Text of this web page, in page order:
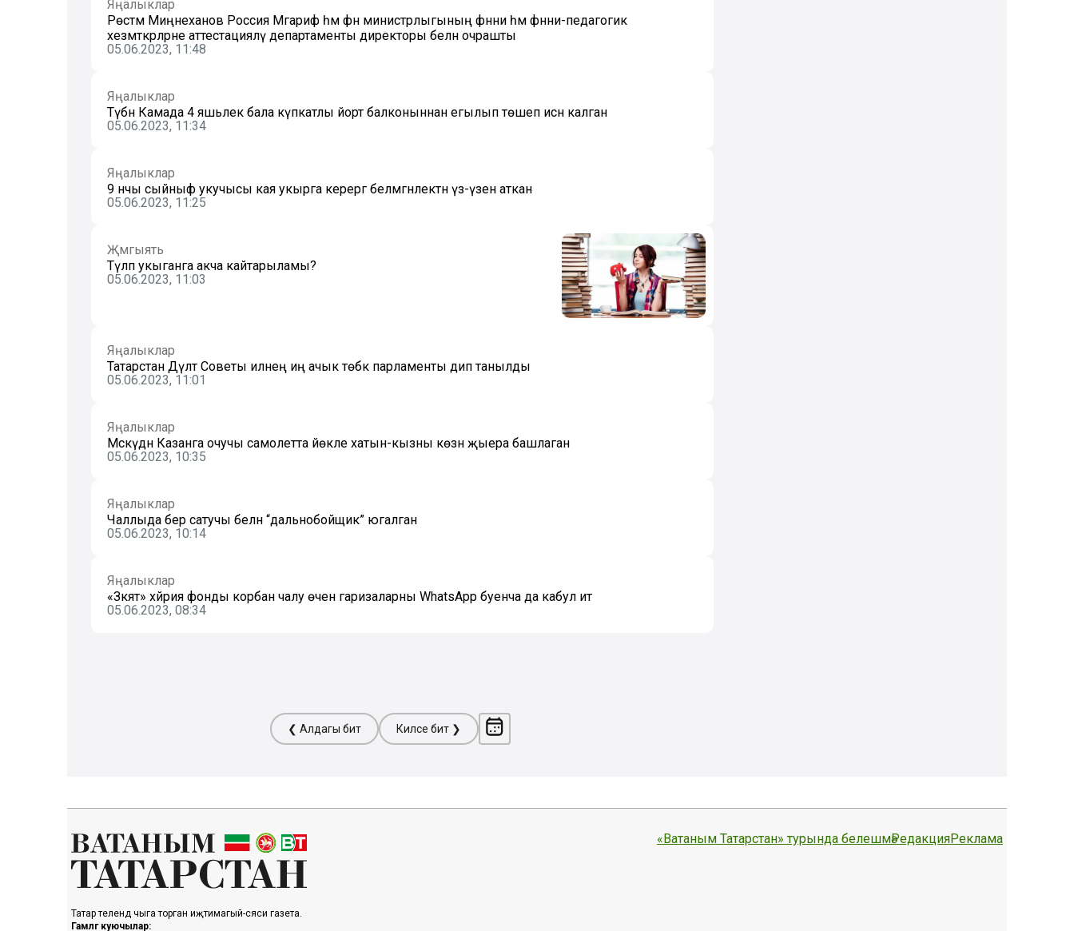
Яңалыклар
Рөстәм Миңнеханов Россия Мәгариф һәм фән министрлыгының фәнни һәм фәнни-педагогик
хезмәткәрләрне аттестацияләү департаменты директоры белән очрашты
05.06.2023, 11:48
Яңалыклар
Түбән Камада 4 яшьлек бала күпкатлы йорт балконыннан егылып төшеп исән калган
05.06.2023, 11:34
Яңалыклар
9 нчы сыйныф укучысы кая укырга керергә белмәгәнлектән үз-үзенә аткан
05.06.2023, 11:25
Җәмгыять
Түләп укыганга акча кайтарыламы?
05.06.2023, 11:03
Яңалыклар
Татарстан Дәүләт Советы илнең иң ачык төбәк парламенты дип танылды
05.06.2023, 11:01
Яңалыклар
Мәскәүдән Казанга очучы самолетта йөкле хатын-кызны көзән җыера башлаган
05.06.2023, 10:35
Яңалыклар
Чаллыда бер сатучы белән “дальнобойщик” югалган
05.06.2023, 10:14
Яңалыклар
«Зәкят» хәйрия фонды корбан чалу өчен гаризаларны WhatsApp буенча да кабул итә
05.06.2023, 08:34
❮ Алдагы бит Киләсе бит ❯
Татар телендә чыга торган иҗтимагый-сәяси газета.
Гамәлгә куючылар:
«Ватаным Татарстан» турында белешмәРедакцияРеклама